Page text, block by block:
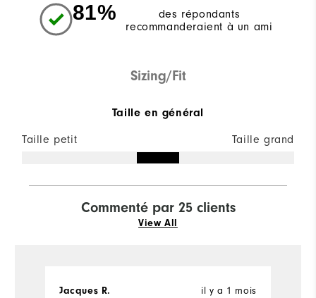
81%
des répondants
recommanderaient à un ami
Sizing/Fit
Taille en général
Taille petit Taille grand
Commenté par 25 clients
View All
il y a 1 mois
Jacques R.